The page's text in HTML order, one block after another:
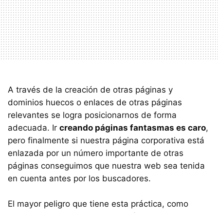
A través de la creación de otras páginas y
dominios huecos o enlaces de otras páginas
relevantes se logra posicionarnos de forma
adecuada. Ir creando páginas fantasmas es caro,
pero finalmente si nuestra página corporativa está
enlazada por un número importante de otras
páginas conseguimos que nuestra web sea tenida
en cuenta antes por los buscadores.
El mayor peligro que tiene esta práctica, como